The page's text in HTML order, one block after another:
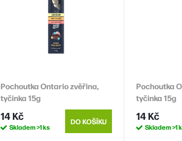
Pochoutka Ontario zvěřina,
tyčinka 15g
14 Kč
Skladem>1 ks
DO KOŠÍKU
Pochoutka
tyčinka 15g
14 Kč
Skladem>1